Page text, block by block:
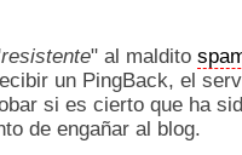
resistente" al maldito
un PingBack, el
si es cierto que ha
de engañar al blog.